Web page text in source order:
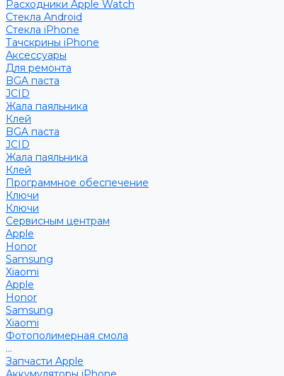
Расходники Apple Watch
Стекла Android
Стекла iPhone
Тачскрины iPhone
Аксессуары
Для ремонта
BGA паста
JCID
Жала паяльника
Клей
BGA паста
JCID
Жала паяльника
Клей
Программное обеспечение
Ключи
Ключи
Сервисным центрам
Apple
Honor
Samsung
Xiaomi
Apple
Honor
Samsung
Xiaomi
Фотополимерная смола
...
Запчасти Apple